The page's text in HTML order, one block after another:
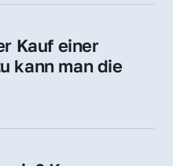
zur Nutzung,
Kauf einer
kann man die
Nutzen Sie sie